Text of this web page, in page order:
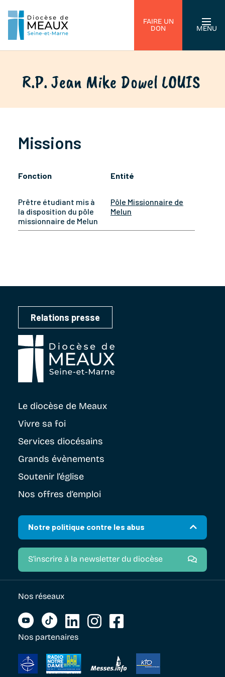
FAIRE UN
DON
MENU
R.P. Jean Mike Dowel LOUIS
Missions
Fonction Entité
Prêtre étudiant mis à
la disposition du pôle
missionnaire de Melun
Pôle Missionnaire de
Melun
Relations presse
Le diocèse de Meaux
Vivre sa foi
Services diocésains
Grands évènements
Soutenir l’église
Nos offres d’emploi
Notre politique contre les abus
S'inscrire à la newsletter du diocèse
Nos réseaux
Nos partenaires